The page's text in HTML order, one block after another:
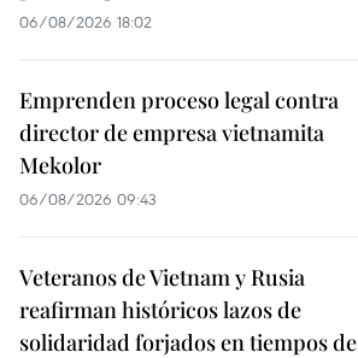
06/08/2026 18:02
Emprenden proceso legal contra
director de empresa vietnamita
Mekolor
06/08/2026 09:43
Veteranos de Vietnam y Rusia
reafirman históricos lazos de
solidaridad forjados en tiempos de